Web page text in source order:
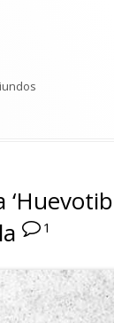
joyas"
1